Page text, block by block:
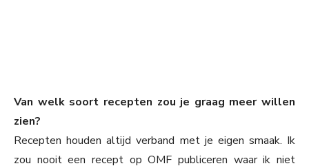
Van welk soort recepten zou je graag meer willen
zien?
Recepten houden altijd verband met je eigen smaak. Ik
zou nooit een recept op OMF publiceren waar ik niet